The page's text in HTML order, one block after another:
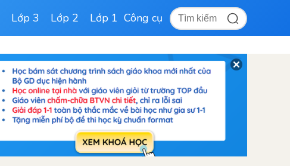
Lớp 3 Lớp 2 Lớp 1 Công cụ